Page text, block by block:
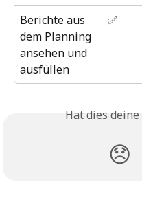
Berichte aus
dem Planning
ansehen und
ausfüllen
✅
Hat dies
😞